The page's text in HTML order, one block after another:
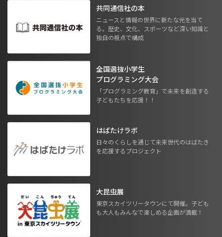
共同通信社の本
ニュースと情報の世界に新たな光を当て
る。歴史、文化、スポーツなど深い知識と
独自の視点で構成
全国選抜小学生
プログラミング大会
「プログラミング教育」で未来を創造する
子どもたちを応援！！
はばたけラボ
日々のくらしを通じて未来世代のはばたき
を応援するプロジェクト
大昆虫展
東京スカイツリータウンにて開催。子ども
も大人もみんなで楽しめる企画が満載！